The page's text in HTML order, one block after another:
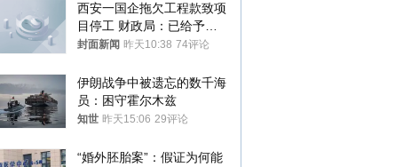
西安一国企拖欠工程款致项
目停工 财政局：已给予处
分，正督促整改
封面新闻 昨天10:38 74评论
伊朗战争中被遗忘的数千海
员：困守霍尔木兹
知世 昨天15:06 29评论
“婚外胚胎案”：假证为何能